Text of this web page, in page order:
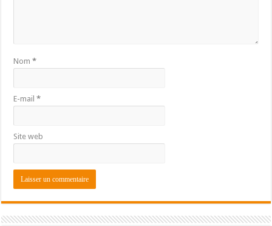
Nom*
E-mail*
Site web